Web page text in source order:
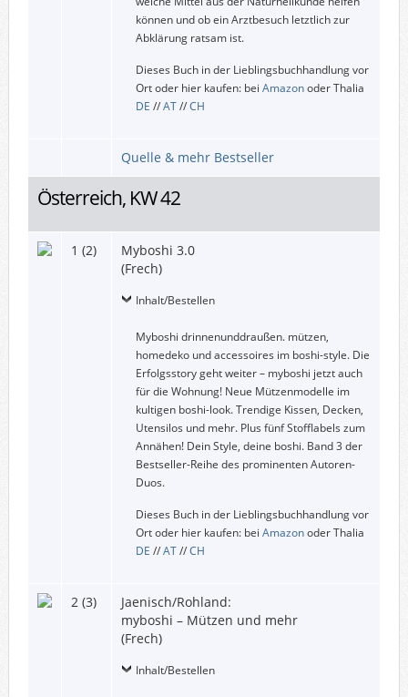
können und ob ein Arztbesuch letztlich zur
Abklärung ratsam ist.
Dieses Buch in der Lieblingsbuchhandlung vor
Ort oder hier kaufen: bei Amazonoder Thalia
DE //AT//CH
Quelle & mehr Bestseller
Österreich, KW 42
1 (2)
Myboshi 3.0
(Frech)
Inhalt/Bestellen
Myboshi drinnenunddraußen. mützen,
homedeko und accessoires im boshi-style. Die
Erfolgsstory geht weiter – myboshi jetzt auch
für die Wohnung! Neue Mützenmodelle im
kultigen boshi-look. Trendige Kissen, Decken,
Utensilos und mehr. Plus fünf Stofflabels zum
Annähen! Dein Style, deine boshi. Band 3 der
Bestseller-Reihe des prominenten Autoren-
Duos.
Dieses Buch in der Lieblingsbuchhandlung vor
Ort oder hier kaufen: bei Amazonoder Thalia
DE //AT//CH
2 (3)
Jaenisch/Rohland:
myboshi – Mützen und mehr
(Frech)
Inhalt/Bestellen